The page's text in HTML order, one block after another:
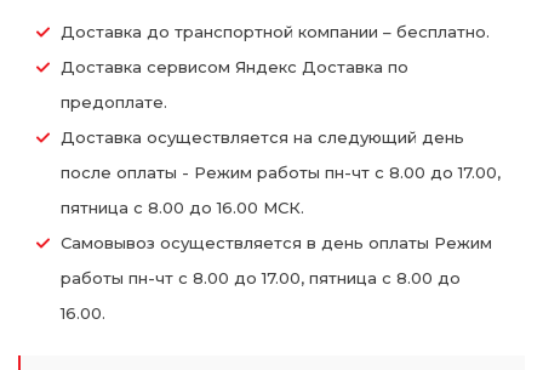
Доставка до транспортной компании – бесплатно.
Доставка сервисом Яндекс Доставка по
предоплате.
Доставка осуществляется на следующий день
после оплаты - Режим работы пн-чт с 8.00 до 17.00,
пятница с 8.00 до 16.00 МСК.
Самовывоз осуществляется в день оплаты Режим
работы пн-чт с 8.00 до 17.00, пятница с 8.00 до
16.00.